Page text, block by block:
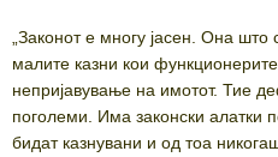
„Законот е многу јасен. Она
малите казни кои
непријавување на имотот. Тие
поголеми. Има законски алатки
бидат казнувани и од тоа